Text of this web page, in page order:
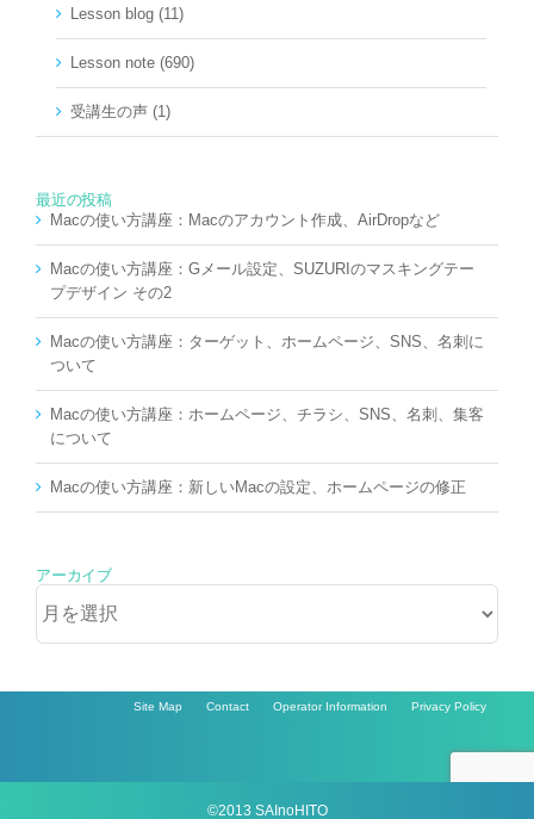
Lesson blog (11)
Lesson note (690)
受講生の声 (1)
最近の投稿
Macの使い方講座：Macのアカウント作成、AirDropなど
Macの使い方講座：Gメール設定、SUZURIのマスキングテー
プデザイン その2
Macの使い方講座：ターゲット、ホームページ、SNS、名刺に
ついて
Macの使い方講座：ホームページ、チラシ、SNS、名刺、集客
について
Macの使い方講座：新しいMacの設定、ホームページの修正
アーカイブ
ア
ー
カ
ブ
Site Map Contact Operator Information Privacy Policy
©2013 SAInoHITO